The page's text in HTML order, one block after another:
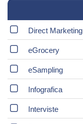
Direct Marketing
eGrocery
eSampling
Infografica
Interviste